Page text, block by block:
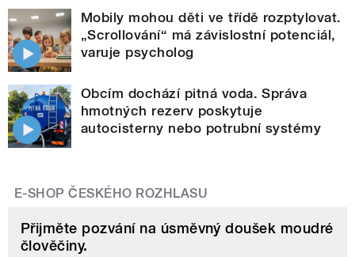
Mobily mohou děti ve třídě rozptylovat.
„Scrollování“ má závislostní potenciál,
varuje psycholog
Obcím dochází pitná voda. Správa
hmotných rezerv poskytuje
autocisterny nebo potrubní systémy
E-SHOP ČESKÉHO ROZHLASU
Přijměte pozvání na úsměvný doušek moudré
člověčiny.